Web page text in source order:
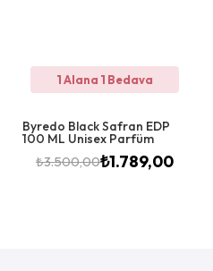
1 Alana 1 Bedava
Byredo Black Safran EDP
100 ML Unisex Parfüm
₺3.500,00₺1.789,00